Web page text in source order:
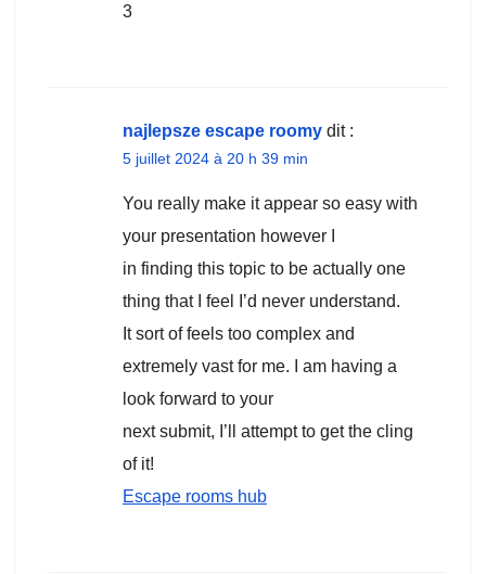
3
najlepsze escape roomy dit :
5 juillet 2024 à 20 h 39 min
You really make it appear so easy with
your presentation however I
in finding this topic to be actually one
thing that I feel I’d never understand.
It sort of feels too complex and
extremely vast for me. I am having a
look forward to your
next submit, I’ll attempt to get the cling
of it!
Escape rooms hub